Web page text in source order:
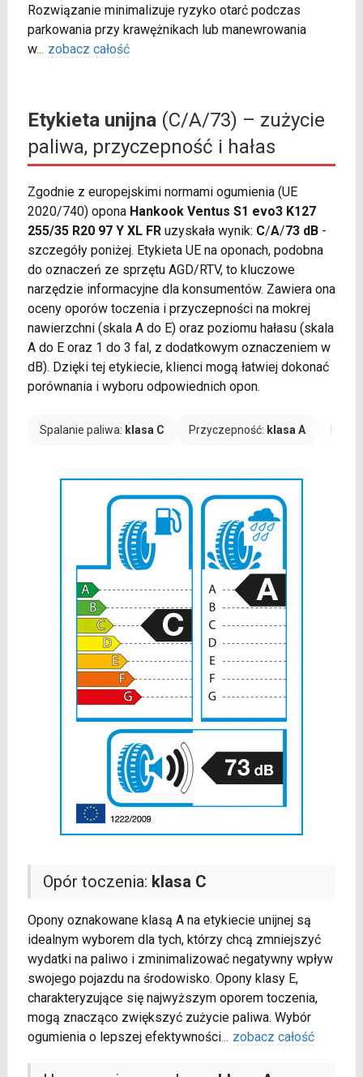
Rozwiązanie minimalizuje ryzyko otarć podczas
parkowania przy krawężnikach lub manewrowania
w... zobacz całość
Etykieta unijna(C/A/73) – zużycie
paliwa, przyczepność i hałas
Zgodnie z europejskimi normami ogumienia (UE
2020/740) opona Hankook Ventus S1 evo3 K127
255/35 R20 97 Y XL FRuzyskała wynik: C/A/73 dB-
szczegóły poniżej. Etykieta UE na oponach, podobna
do oznaczeń ze sprzętu AGD/RTV, to kluczowe
narzędzie informacyjne dla konsumentów. Zawiera ona
oceny oporów toczenia i przyczepności na mokrej
nawierzchni (skala A do E) oraz poziomu hałasu (skala
A do E oraz 1 do 3 fal, z dodatkowym oznaczeniem w
dB). Dzięki tej etykiecie, klienci mogą łatwiej dokonać
porównania i wyboru odpowiednich opon.
Spalanie paliwa: klasa C Przyczepność: klasa A
Opór toczenia: klasa C
Opony oznakowane klasą A na etykiecie unijnej są
idealnym wyborem dla tych, którzy chcą zmniejszyć
wydatki na paliwo i zminimalizować negatywny wpływ
swojego pojazdu na środowisko. Opony klasy E,
charakteryzujące się najwyższym oporem toczenia,
mogą znacząco zwiększyć zużycie paliwa. Wybór
ogumienia o lepszej efektywności... zobacz całość